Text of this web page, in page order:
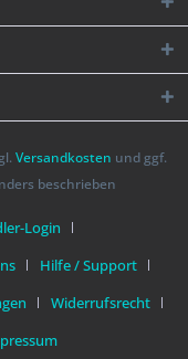
Versandkosten und ggf.
beschrieben
Login
Hilfe / Support
Widerrufsrecht